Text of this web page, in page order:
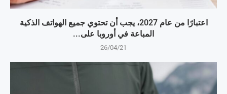
اعتبارًا من عام 2027، يجب أن تحتوي جميع الهواتف الذكية
المباعة في أوروبا على...
26/04/21